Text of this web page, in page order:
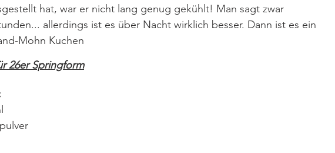
hat, war er nicht lang genug gekühlt! Man sagt zwar
allerdings ist es über Nacht wirklich besser. Dann ist es ein
Mohn Kuchen
26er Springform